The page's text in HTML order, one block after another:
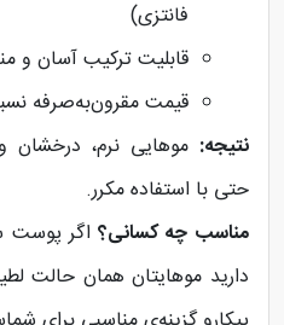
فانتزی)
قابلیت ترکیب آسان و
قیمت مقرون‌به‌صرفه
نتیجه: موهایی نرم،
حتی با استفاده‌ مکرر.
مناسب چه کسانی؟اگر پوست
دارید موهایتان همان حالت